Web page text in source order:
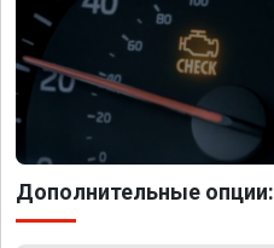
Дополнительные опции: